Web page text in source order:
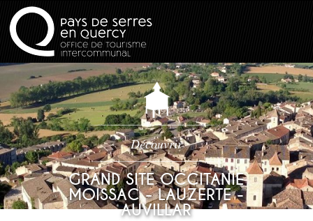
Découvrir
GRAND SITE OCCITANIE
MOISSAC - LAUZERTE -
AUVILLAR